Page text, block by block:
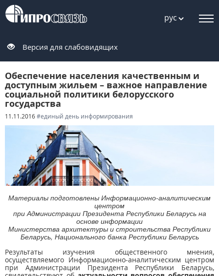
рус
Версия для слабовидящих
Обеспечение населения качественным и
доступным жильем – важное направление
социальной политики белорусского
государства
11.11.2016#единый день информирования
Материалы подготовлены Информационно-аналитическим
центром
при Администрации Президента Республики Беларусь на
основе информации
Министерства архитектуры и строительства Республики
Беларусь, Национального банка Республики Беларусь
Результаты изучения общественного мнения,
осуществляемого Информационно-аналитическим центром
при Администрации Президента Республики Беларусь,